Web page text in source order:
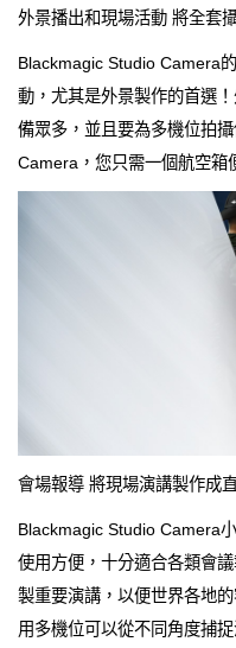
外景播出和現場活動 將全套
Blackmagic Studio Camera
動，尤其是外景製作的首選
備眾多，並且要為多機位拍
Camera，您只需一個航空箱
會場報導 將現場演講製作成
Blackmagic Studio Camera
使用方便，十分適合各類會
製重要演講，以便世界各地
用多機位可以從不同角度捕